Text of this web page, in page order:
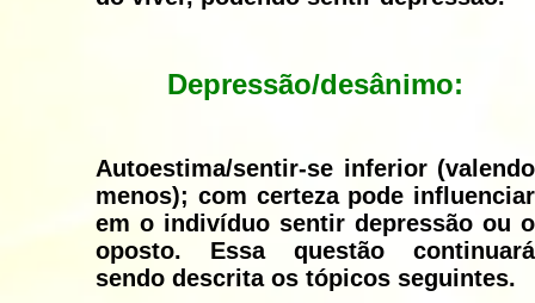
Depressão/desânimo:
Autoestima/sentir-se inferior (valendo
menos); com certeza pode influenciar
em o indivíduo sentir depressão ou o
oposto. Essa questão continuará
sendo descrita os tópicos seguintes.